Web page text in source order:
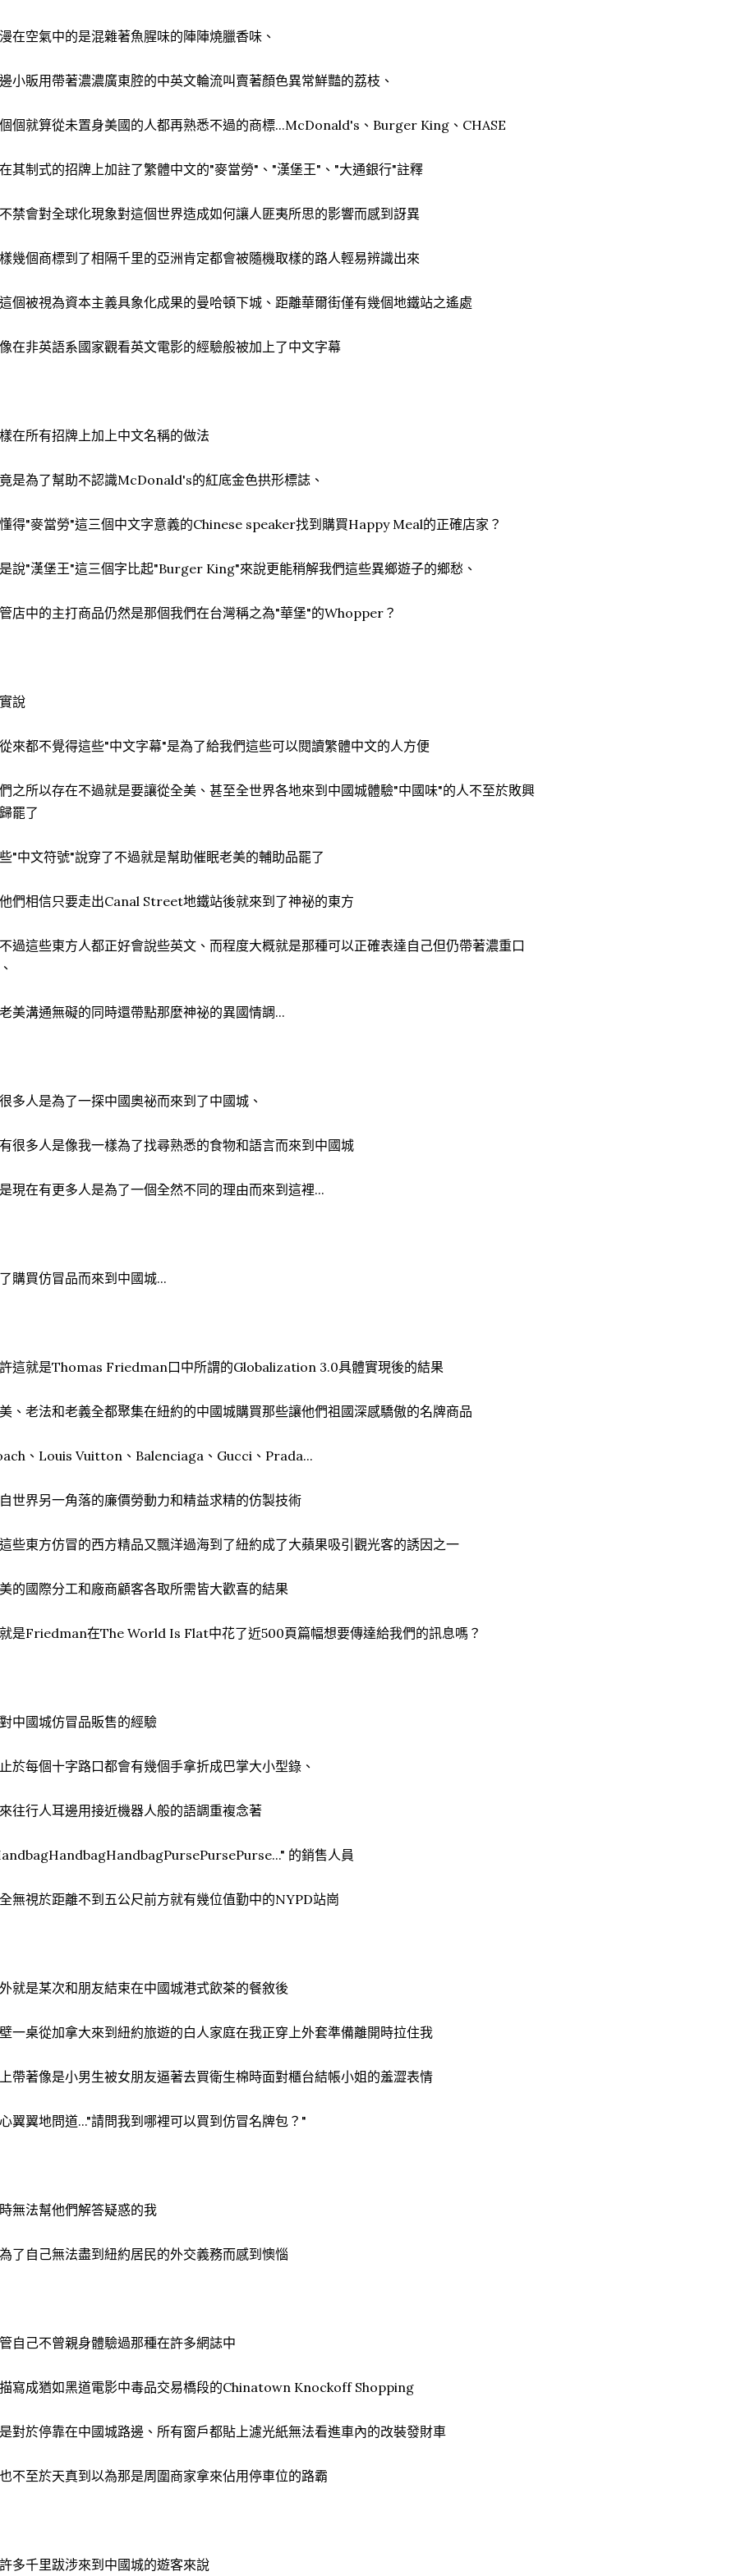
在空氣中的是混雜著魚腥味的陣陣燒臘香味、
小販用帶著濃濃廣東腔的中英文輪流叫賣著顏色異常鮮豔的荔枝、
個就算從未置身美國的人都再熟悉不過的商標...McDonald's、Burger King、CHASE
其制式的招牌上加註了繁體中文的"麥當勞"、"漢堡王"、"大通銀行"註釋
禁會對全球化現象對這個世界造成如何讓人匪夷所思的影響而感到訝異
幾個商標到了相隔千里的亞洲肯定都會被隨機取樣的路人輕易辨識出來
個被視為資本主義具象化成果的曼哈頓下城、距離華爾街僅有幾個地鐵站之遙處
在非英語系國家觀看英文電影的經驗般被加上了中文字幕
在所有招牌上加上中文名稱的做法
是為了幫助不認識McDonald's的紅底金色拱形標誌、
得"麥當勞"這三個中文字意義的Chinese speaker找到購買Happy Meal的正確店家？
說"漢堡王"這三個字比起"Burger King"來說更能稍解我們這些異鄉遊子的鄉愁、
店中的主打商品仍然是那個我們在台灣稱之為"華堡"的Whopper？
說
來都不覺得這些"中文字幕"是為了給我們這些可以閱讀繁體中文的人方便
之所以存在不過就是要讓從全美、甚至全世界各地來到中國城體驗"中國味"的人不至於敗興
罷了
"中文符號"說穿了不過就是幫助催眠老美的輔助品罷了
們相信只要走出Canal Street地鐵站後就來到了神祕的東方
過這些東方人都正好會說些英文、而程度大概就是那種可以正確表達自己但仍帶著濃重口
美溝通無礙的同時還帶點那麼神祕的異國情調...
多人是為了一探中國奧祕而來到了中國城、
很多人是像我一樣為了找尋熟悉的食物和語言而來到中國城
現在有更多人是為了一個全然不同的理由而來到這裡...
購買仿冒品而來到中國城...
這就是Thomas Friedman口中所謂的Globalization 3.0具體實現後的結果
、老法和老義全都聚集在紐約的中國城購買那些讓他們祖國深感驕傲的名牌商品
、Louis Vuitton、Balenciaga、Gucci、Prada...
世界另一角落的廉價勞動力和精益求精的仿製技術
些東方仿冒的西方精品又飄洋過海到了紐約成了大蘋果吸引觀光客的誘因之一
的國際分工和廠商顧客各取所需皆大歡喜的結果
是Friedman在The World Is Flat中花了近500頁篇幅想要傳達給我們的訊息嗎？
中國城仿冒品販售的經驗
於每個十字路口都會有幾個手拿折成巴掌大小型錄、
往行人耳邊用接近機器人般的語調重複念著
的銷售人員
無視於距離不到五公尺前方就有幾位值勤中的NYPD站崗
就是某次和朋友結束在中國城港式飲茶的餐敘後
一桌從加拿大來到紐約旅遊的白人家庭在我正穿上外套準備離開時拉住我
帶著像是小男生被女朋友逼著去買衛生棉時面對櫃台結帳小姐的羞澀表情
翼翼地問道..."請問我到哪裡可以買到仿冒名牌包？"
無法幫他們解答疑惑的我
了自己無法盡到紐約居民的外交義務而感到懊惱
自己不曾親身體驗過那種在許多網誌中
寫成猶如黑道電影中毒品交易橋段的Chinatown Knockoff Shopping
對於停靠在中國城路邊、所有窗戶都貼上濾光紙無法看進車內的改裝發財車
不至於天真到以為那是周圍商家拿來佔用停車位的路霸
多千里跋涉來到中國城的遊客來說